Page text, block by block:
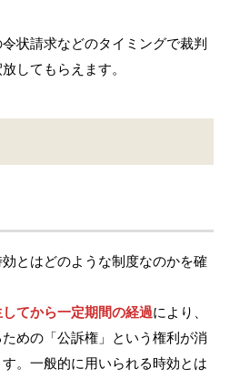
状請求などのタイミングで裁判
してもらえます。
とはどのような制度なのかを確
てから一定期間の経過により、
めの「公訴権」という権利が消
。一般的に用いられる時効とは